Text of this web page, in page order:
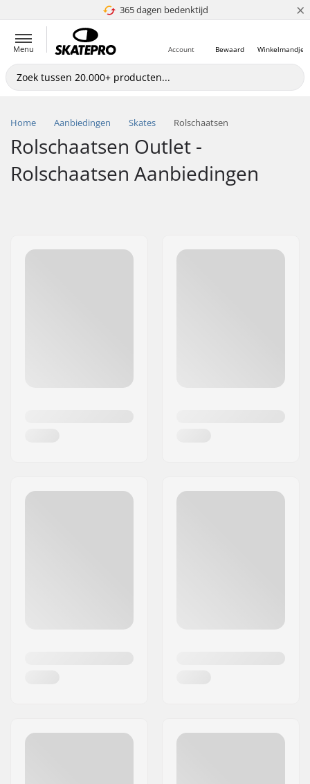
365 dagen bedenktijd
4.8 van 5 ×
Menu Winkelmandje
Bewaard
Account
Home Aanbiedingen Skates Rolschaatsen
Rolschaatsen Outlet -
Rolschaatsen Aanbiedingen